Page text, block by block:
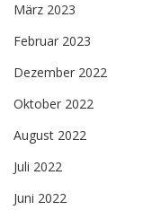
März 2023
Februar 2023
Dezember 2022
Oktober 2022
August 2022
Juli 2022
Juni 2022